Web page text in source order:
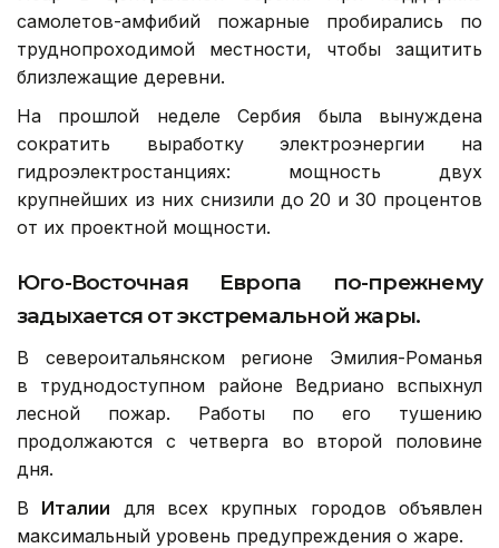
самолетов-амфибий пожарные пробирались по
труднопроходимой местности, чтобы защитить
близлежащие деревни.
На прошлой неделе Сербия была вынуждена
сократить выработку электроэнергии на
гидроэлектростанциях: мощность двух
крупнейших из них снизили до 20 и 30 процентов
от их проектной мощности.
Юго-Восточная Европа по-прежнему
задыхается от экстремальной жары.
В североитальянском регионе Эмилия-Романья
в труднодоступном районе Ведриано вспыхнул
лесной пожар. Работы по его тушению
продолжаются с четверга во второй половине
дня.
В Италии для всех крупных городов объявлен
максимальный уровень предупреждения о жаре.